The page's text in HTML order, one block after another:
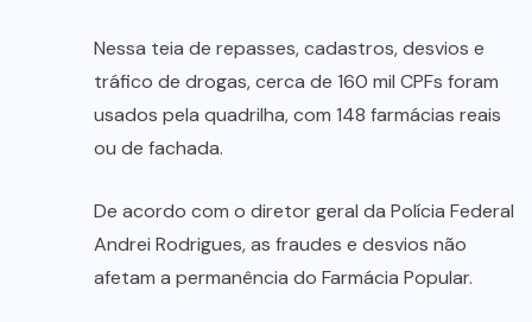
Nessa teia de repasses, cadastros, desvios e
tráfico de drogas, cerca de 160 mil CPFs foram
usados pela quadrilha, com 148 farmácias reais
ou de fachada.
De acordo com o diretor geral da Polícia Federal
Andrei Rodrigues, as fraudes e desvios não
afetam a permanência do Farmácia Popular.